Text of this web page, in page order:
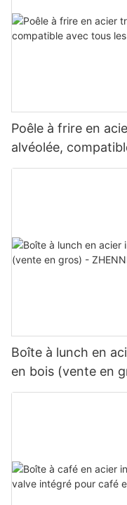
Poêle à frire en
alvéolée,
Boîte à lunch en
en bois (vente en